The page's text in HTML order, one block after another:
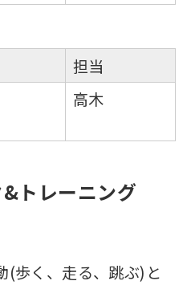
担当
高木
トレーニング
(歩く、走る、跳ぶ)と
mechanically,
may
be
translation.